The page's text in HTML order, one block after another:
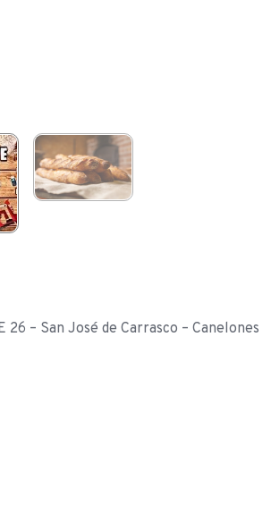
26 – San José de Carrasco – Canelones